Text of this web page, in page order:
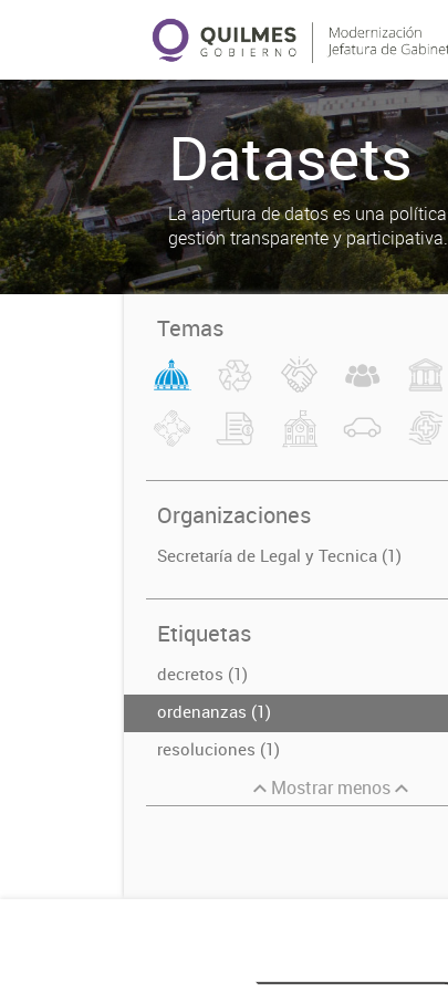
Datasets
La apertura de datos es una
gestión transparente y participativa.
Temas
Organizaciones
Secretaría de Legal y Tecnica (1)
Etiquetas
decretos (1)
ordenanzas (1)
resoluciones (1)
Mostrar menos